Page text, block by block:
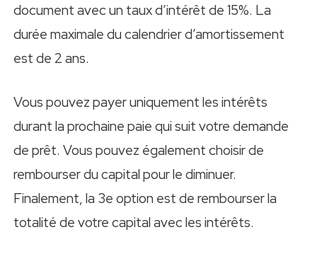
document avec un taux d’intérêt de 15%. La
durée maximale du calendrier d’amortissement
est de 2 ans.
Vous pouvez payer uniquement les intérêts
durant la prochaine paie qui suit votre demande
de prêt. Vous pouvez également choisir de
rembourser du capital pour le diminuer.
Finalement, la 3e option est de rembourser la
totalité de votre capital avec les intérêts.